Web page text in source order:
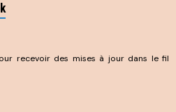
recevoir des mises à jour dans le fil